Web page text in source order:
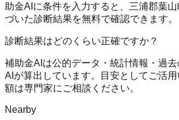
助金AIに条件を入力すると、三浦郡葉
づいた診断結果を無料で確認できます。
診断結果はどのくらい正確ですか？
補助金AIは公的データ・統計情報・過
AIが算出しています。目安としてご活
額は専門家にご相談ください。
Nearby